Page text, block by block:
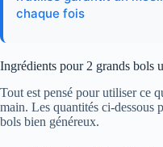
chaque fois
Ingrédients pour 2 grands bols
Tout est pensé pour utiliser ce
main. Les quantités ci-dessous
bols bien généreux.